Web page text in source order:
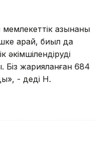
қазынаны
қарай, биыл да
әкімшілендіруді
Біз жарияланған 684
- деді Н.